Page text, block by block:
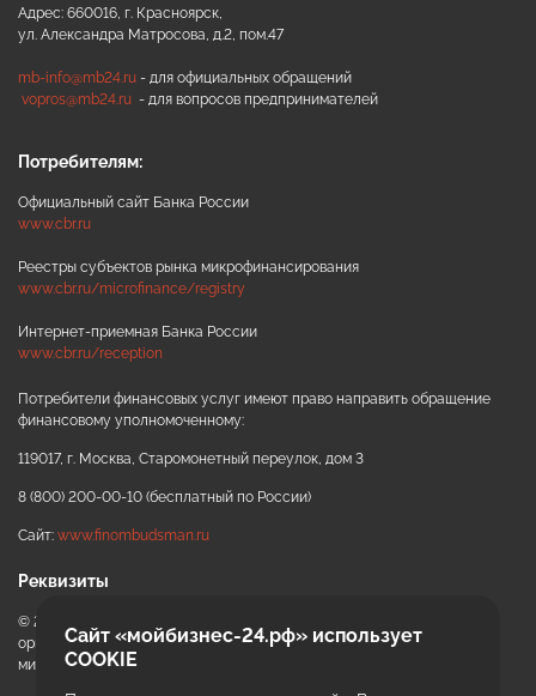
Адрес: 660016, г. Красноярск,
ул. Александра Матросова, д.2, пом.47
mb-info@mb24.ru - для официальных обращений
vopros@mb24.ru - для вопросов предпринимателей
Потребителям:
Официальный сайт Банка России
www.cbr.ru
Реестры субъектов рынка микрофинансирования
www.cbr.ru/microfinance/registry
Интернет-приемная Банка России
www.cbr.ru/reception
Потребители финансовых услуг имеют право направить обращение
финансовому уполномоченному:
119017, г. Москва, Старомонетный переулок, дом 3
8 (800) 200-00-10 (бесплатный по России)
Сайт: www.finombudsman.ru
Реквизиты
© 2020 - 2026 АНО «ККЦРБ МКК» автономная некоммерческая
организация «Красноярский краевой центр развития бизнеса и
микрокредитная компания»
Сайт «мойбизнес-24.рф» использует
COOKIE
ИИ-консультант
Маркетплейсы и регуляторика